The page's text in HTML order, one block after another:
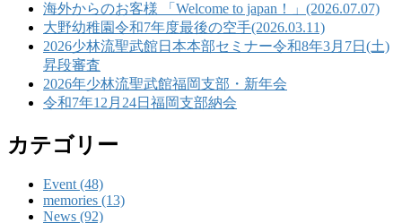
海外からのお客様 「Welcome to japan！」(2026.07.07)
大野幼稚園令和7年度最後の空手(2026.03.11)
2026少林流聖武館日本本部セミナー令和8年3月7日(土)
昇段審査
2026年少林流聖武館福岡支部・新年会
令和7年12月24日福岡支部納会
カテゴリー
Event (48)
memories (13)
News (92)